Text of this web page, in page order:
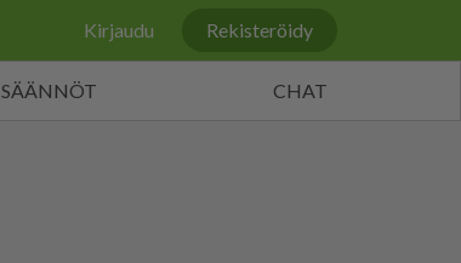
Kirjaudu Rekisteröidy
SÄÄNNÖT CHAT